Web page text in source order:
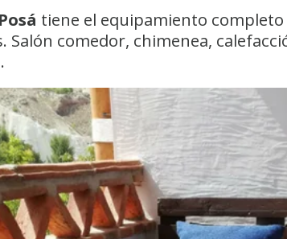
tiene el equipamiento
Salón comedor, chimenea,
.